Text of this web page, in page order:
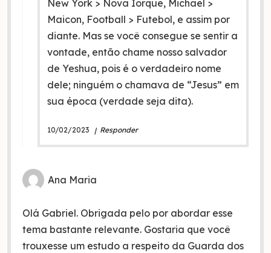
New York > Nova Iorque, Michael >
Maicon, Football > Futebol, e assim por
diante. Mas se você consegue se sentir a
vontade, então chame nosso salvador
de Yeshua, pois é o verdadeiro nome
dele; ninguém o chamava de “Jesus” em
sua época (verdade seja dita).
10/02/2023 Responder
Ana Maria
Olá Gabriel. Obrigada pelo por abordar esse
tema bastante relevante. Gostaria que você
trouxesse um estudo a respeito da Guarda dos